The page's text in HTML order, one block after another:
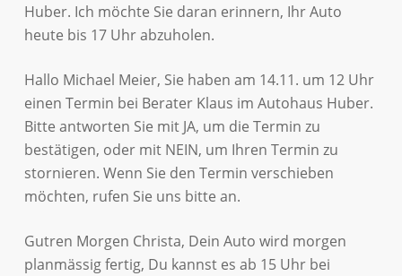
Huber. Ich möchte Sie daran erinnern, Ihr Auto
heute bis 17 Uhr abzuholen.
Hallo Michael Meier, Sie haben am 14.11. um 12 Uhr
einen Termin bei Berater Klaus im Autohaus Huber.
Bitte antworten Sie mit JA, um die Termin zu
bestätigen, oder mit NEIN, um Ihren Termin zu
stornieren. Wenn Sie den Termin verschieben
möchten, rufen Sie uns bitte an.
Gutren Morgen Christa, Dein Auto wird morgen
planmässig fertig, Du kannst es ab 15 Uhr bei